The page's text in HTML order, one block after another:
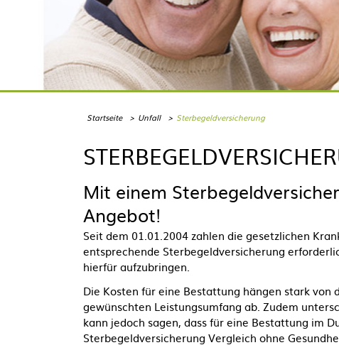
Startseite Unfall Sterbegeldversicherung
Mit einem
Angebot!
Seit dem 01.01.2004 zahlen die gesetzlichen
entsprechende Sterbegeldversicherung
hierfür aufzubringen.
Die Kosten für eine Bestattung hängen stark von
gewünschten Leistungsumfang ab. Zudem
kann jedoch sagen, dass für eine Bestattung im
Sterbegeldversicherung Vergleich ohne